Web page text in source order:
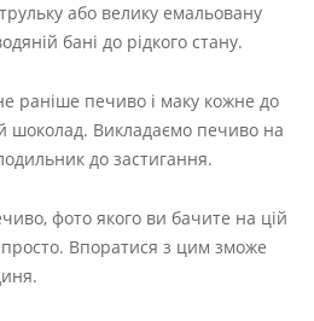
або велику емальовану
бані до рідкого стану.
раніше печиво і маку кожне до
шоколад. Викладаємо печиво на
до застигання.
фото якого ви бачите на цій
просто. Впоратися з цим зможе